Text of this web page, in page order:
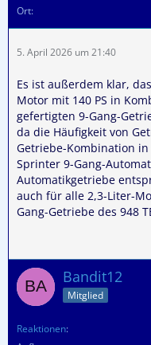
Ort
5. April 2026 um 21:40
Es ist außerdem klar,
Motor mit 140 PS in
gefertigten 9-Gang-
da die Häufigkeit von
Getriebe-Kombination
Sprinter 9-Gang-
Automatikgetriebe
auch für alle 2,3-Liter-
Gang-Getriebe des 948
Bandit12
Mitglied
Reaktionen